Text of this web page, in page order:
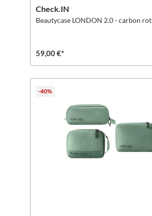
Check.IN
Beautycase LONDON 2.0 - carbon rot
59,00 €*
-40%